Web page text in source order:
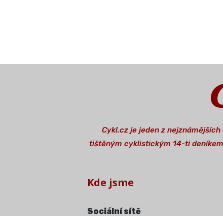
Cykl.cz je jeden z
tištěným cyklistickým 14-ti
Kde jsme
Sociální sítě